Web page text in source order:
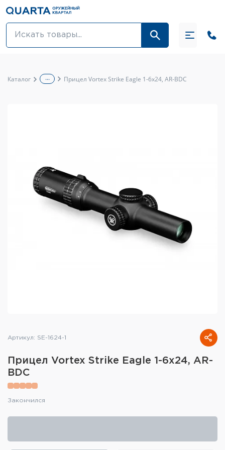
Оптовикам
Тюнинг оружия и ЗИП
Тактическое снаряжение
Инструмент для заточки
Сумки и рюкзаки
Каталог ... Прицел Vortex Strike Eagle 1-6x24, AR-BDC
Артикул: SE-1624-1
Прицел Vortex Strike Eagle 1-6x24, AR-
BDC
Закончился